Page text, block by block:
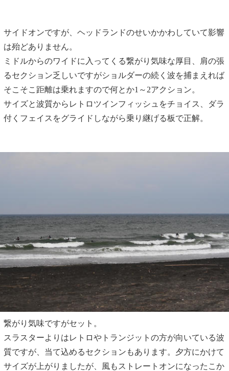
サイドオンですが、ヘッドランドのせいかかわしていて影響
は殆どありません。
ミドルからのワイドに入ってくる繋がり気味な厚目、肩の張
るセクション乏しいですがショルダーの続く波を捕まえれば
そこそこ距離は乗れますので何とか1～2アクション。
サイズと波質からレトロツインフィッシュをチョイス、ダラ
付くフェイスをグライドしながら乗り継げる板で正解。
繋がり気味ですがセット。
スラスターよりはレトロやトランジットの方が向いている波
質ですが、当て込めるセクションもあります。夕方にかけて
サイズが上がりましたが、風もストレートオンになったこか